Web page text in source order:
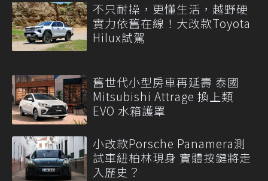
不只耐操，更懂生活，越野硬
實力依舊在線！大改款Toyota
Hilux試駕
舊世代小型房車再延壽 泰國
Mitsubishi Attrage 換上類
EVO 水箱護罩
小改款Porsche Panamera測
試車紐柏林現身 實體按鍵將走
入歷史？